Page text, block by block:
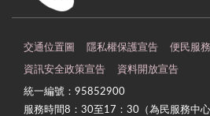
交通位置圖 隱私權保護宣告 便民服
資訊安全政策宣告 資料開放宣告
統一編號：95852900
服務時間8：30至17：30（為民服務中心